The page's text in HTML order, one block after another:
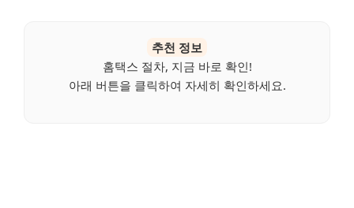
추천 정보
홈택스 절차, 지금 바로 확인!
아래 버튼을 클릭하여 자세히 확인하세요.